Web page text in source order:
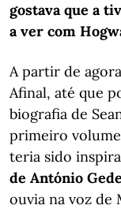
gostava que a
a ver com
A partir de
Afinal, até que
biografia de
primeiro
teria sido
de António
ouvia na voz de